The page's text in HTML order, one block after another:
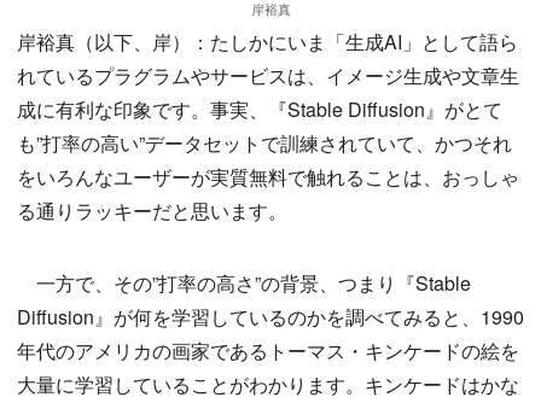
岸裕真
岸裕真（以下、岸）：たしかにいま「生成AI」として語ら
れているプラグラムやサービスは、イメージ生成や文章生
成に有利な印象です。事実、『Stable Diffusion』がとて
も”打率の高い”データセットで訓練されていて、かつそれ
をいろんなユーザーが実質無料で触れることは、おっしゃ
る通りラッキーだと思います。
一方で、その”打率の高さ”の背景、つまり『Stable
Diffusion』が何を学習しているのかを調べてみると、1990
年代のアメリカの画家であるトーマス・キンケードの絵を
大量に学習していることがわかります。キンケードはかな